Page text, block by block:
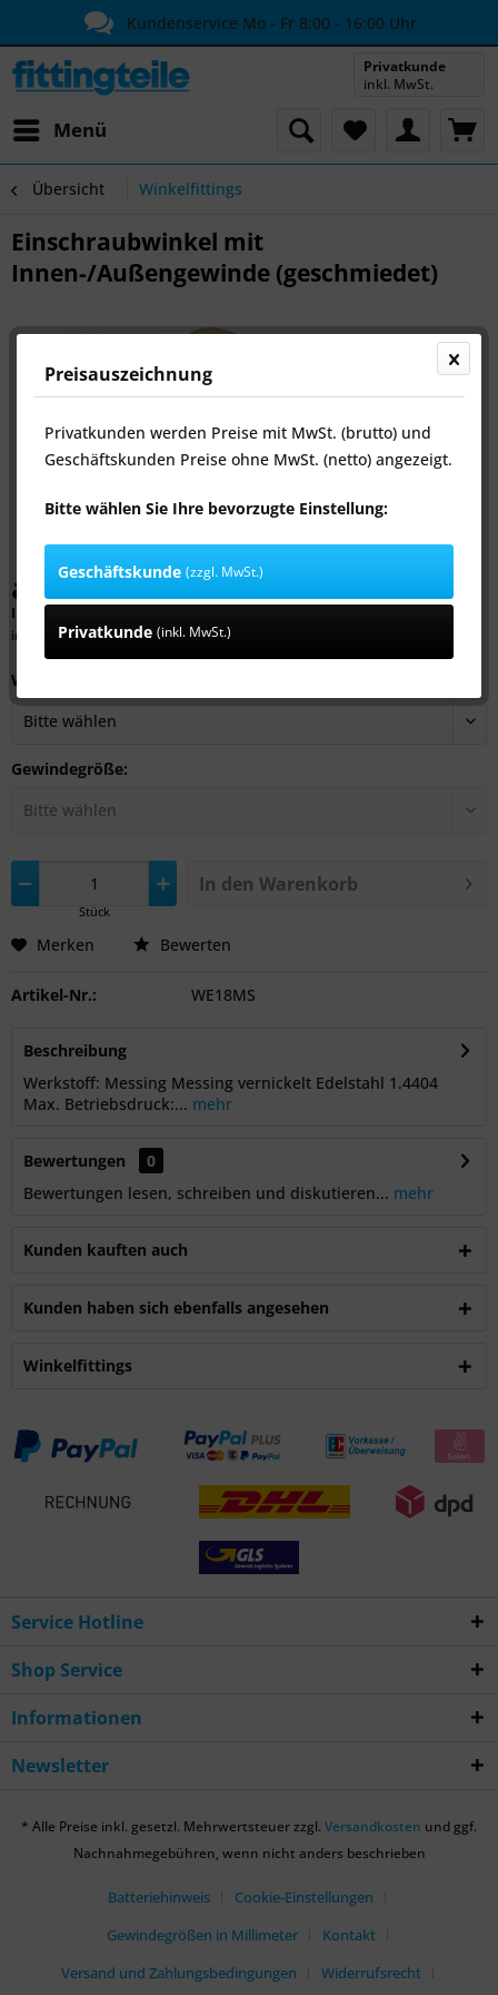
Kundenservice Mo - Fr 8:00 - 16:00 Uhr
Menü
Privatkunde
inkl. MwSt.
Übersicht Winkelfittings
Einschraubwinkel mit
Innen-/Außengewinde (geschmiedet)
ab 1,79 € *
Inhalt:
inkl. MwSt.zzgl. Versandkosten
Werkstoff:
Gewindegröße:
Stück
In den Warenkorb
Merken Bewerten
Artikel-Nr.: WE18MS
Beschreibung
Werkstoff: Messing Messing vernickelt Edelstahl 1.4404
Max. Betriebsdruck:... mehr
Bewertungen
0
Bewertungen lesen, schreiben und diskutieren... mehr
Kunden kauften auch
Kunden haben sich ebenfalls angesehen
Winkelfittings
Service Hotline
Shop Service
Informationen
Newsletter
* Alle Preise inkl. gesetzl. Mehrwertsteuer zzgl. Versandkosten und ggf.
Nachnahmegebühren, wenn nicht anders beschrieben
Batteriehinweis
Cookie-Einstellungen
Gewindegrößen in Millimeter
Kontakt
Versand und Zahlungsbedingungen
Widerrufsrecht
Preisauszeichnung
Privatkunden werden Preise mit MwSt. (brutto) und
Geschäftskunden Preise ohne MwSt. (netto) angezeigt.
Bitte wählen Sie Ihre bevorzugte Einstellung:
Geschäftskunde (zzgl. MwSt.)
Privatkunde (inkl. MwSt.)